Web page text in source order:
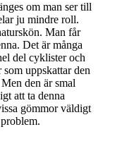
om man ser till
ju mindre roll.
Man får
Det är många
del cyklister och
som uppskattar den
den är smal
att ta denna
gömmor väldigt